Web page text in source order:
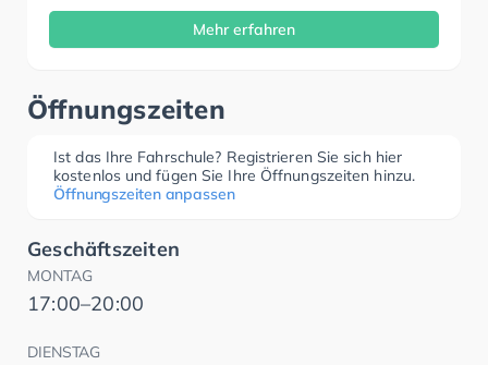
Mehr erfahren
Öffnungszeiten
Ist das Ihre Fahrschule? Registrieren Sie sich hier
kostenlos und fügen Sie Ihre Öffnungszeiten hinzu.
Öffnungszeiten anpassen
Geschäftszeiten
MONTAG
17:00–20:00
DIENSTAG